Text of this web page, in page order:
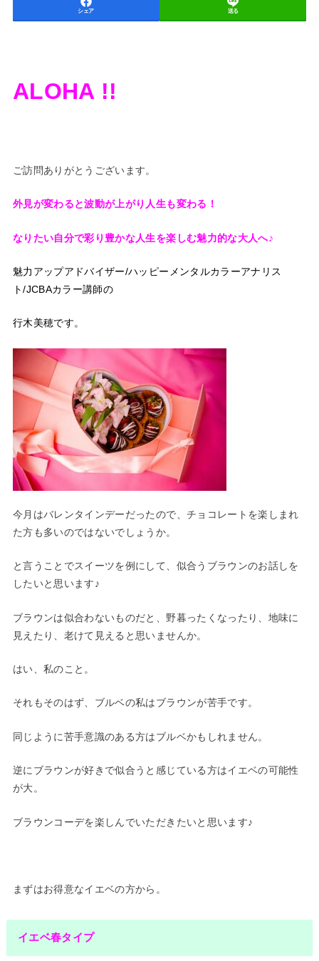
シェア 送る
ALOHA !!
ご訪問ありがとうございます。
外見が変わると波動が上がり人生も変わる！
なりたい自分で彩り豊かな人生を楽しむ魅力的な大人へ♪
魅力アップアドバイザー/ハッピーメンタルカラーアナリス
ト/JCBAカラー講師の
行木美穂です。
今月はバレンタインデーだったので、チョコレートを楽しまれ
た方も多いのではないでしょうか。
と言うことでスイーツを例にして、似合うブラウンのお話しを
したいと思います♪
ブラウンは似合わないものだと、野暮ったくなったり、地味に
見えたり、老けて見えると思いませんか。
はい、私のこと。
それもそのはず、ブルベの私はブラウンが苦手です。
同じように苦手意識のある方はブルベかもしれません。
逆にブラウンが好きで似合うと感じている方はイエベの可能性
が大。
ブラウンコーデを楽しんでいただきたいと思います♪
まずはお得意なイエベの方から。
イエベ春タイプ